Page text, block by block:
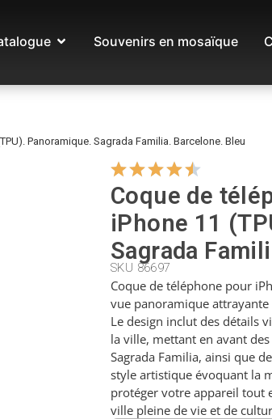
Souvenirs en mosaïque
Panoramique. Sagrada Familia. Barcelone. Bleu
Coque de
iPhone 11
Sagrada
SKU 86697
Coque de téléphone pour
vue panoramique
Le design inclut des détails
la ville, mettant en avant
Sagrada Familia, ainsi que
style artistique évoquant la
protéger votre appareil tout
ville pleine de vie et de